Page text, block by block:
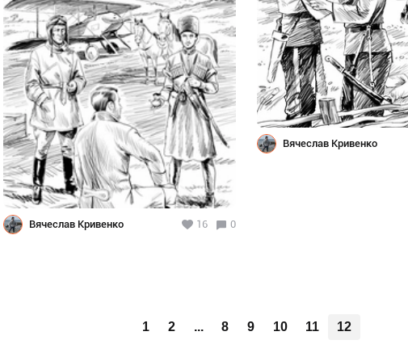
Вячеслав Кривенко 16 0
Вячеслав Кривенко
1 2 ... 8 9 10 11 12